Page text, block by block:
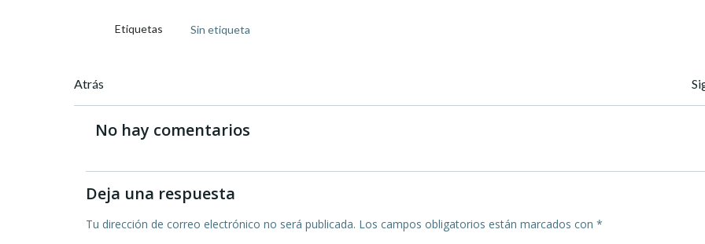
Etiquetas Sin etiqueta
Navegación
de
entradas
Atrás
entradas
No hay comentarios
Deja una respuesta
Tu dirección de correo electrónico no será publicada. Los campos obligatorios están marcados con *